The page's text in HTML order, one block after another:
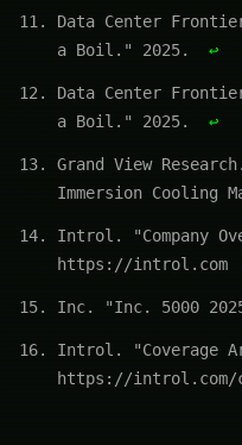
Data Center
a Boil." 2025.
↩
Data Center
a Boil." 2025.
↩
Grand View
Immersion Cooling
Introl. "Company
https://introl.com
Inc. "Inc. 5000
Introl. "Coverage
https://introl.com/